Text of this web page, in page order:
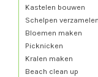
Kastelen bouwen
Schelpen verzamelen
Bloemen maken
Picknicken
Kralen maken
Beach clean up